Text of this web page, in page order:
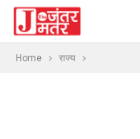
Home राज्य